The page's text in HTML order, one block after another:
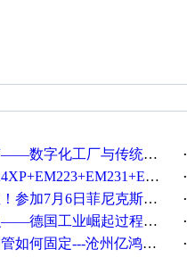
工厂与传统工厂的差别体现在哪里？ ·
怎么用以太网通讯？ ·
7月6日菲尼克斯在线研讨会即得 ·
业崛起过程中不得不提的10个关键词 ·
何固定---沧州亿鸿声测管 ·